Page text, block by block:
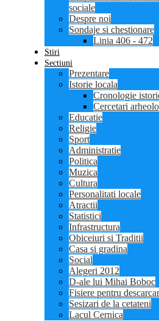
sociale
Despre noi
Sondaje si chestionare
Linia 406 - 472
Stiri
Sectiuni
Prezentare
Istorie locala
Cronologie
Cercetari
Educatie
Religie
Sport
Administratie
Politica
Muzica
Cultura
Personalitati locale
Atractii
Statistici
Infrastructura
Obiceiuri si Traditii
Casa si gradina
Social
Alegeri 2012
D-ale lui Mihai Boboc
Fisiere pentru
Sesizari de la cetateni
Lacul Cernica